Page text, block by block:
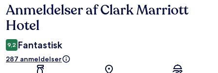
Anmeldelser
Anmeldelser af Clark Marriott
Hotel
9,2 Fantastisk
287 anmeldelser